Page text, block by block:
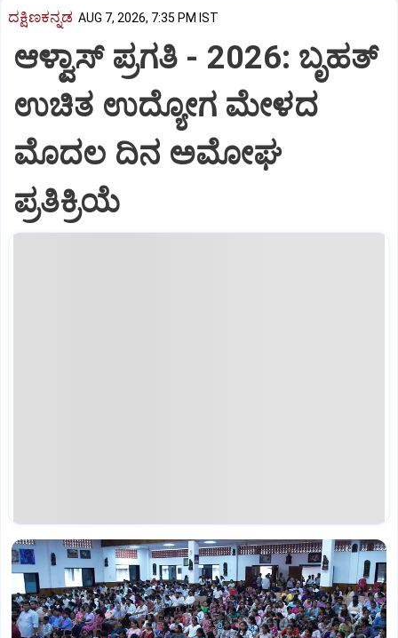
ದಕ್ಷಿಣಕನ್ನಡ AUG 7, 2026, 7:35 PM IST
ಆಳ್ವಾಸ್‌ ಪ್ರಗತಿ - 2026: ಬೃಹತ್
ಉಚಿತ ಉದ್ಯೋಗ ಮೇಳದ
ಮೊದಲ ದಿನ ಅಮೋಘ
ಪ್ರತಿಕ್ರಿಯೆ